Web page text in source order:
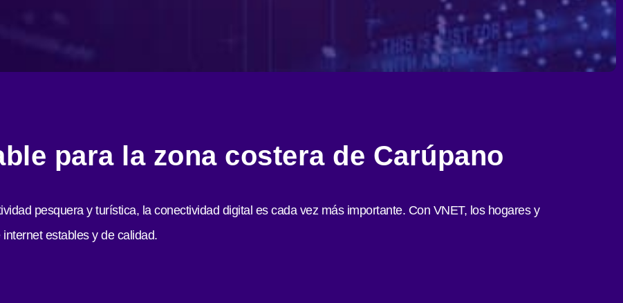
para la zona costera de Carúpano
pesquera y turística, la conectividad digital es cada vez más importante. Con VNET, los hogares y
estables y de calidad.